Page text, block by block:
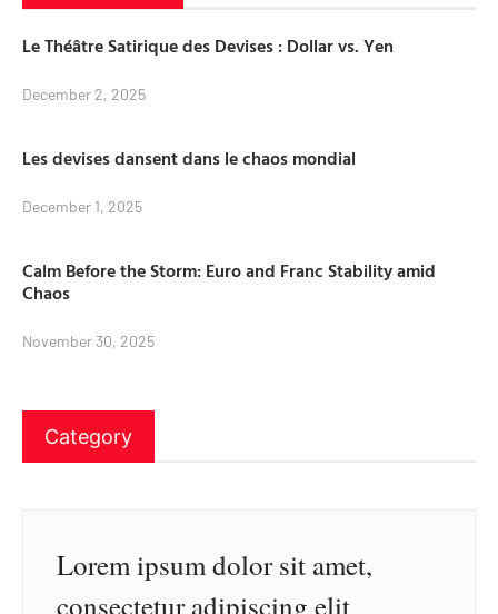
Le Théâtre Satirique des Devises : Dollar vs. Yen
December 2, 2025
Les devises dansent dans le chaos mondial
December 1, 2025
Calm Before the Storm: Euro and Franc Stability amid
Chaos
November 30, 2025
Category
Lorem ipsum dolor sit amet,
consectetur adipiscing elit